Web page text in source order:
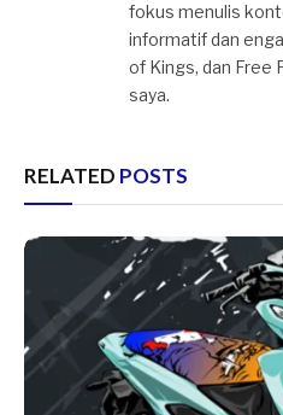
fokus menulis
informatif dan
of Kings, dan Free
saya.
RELATED POSTS